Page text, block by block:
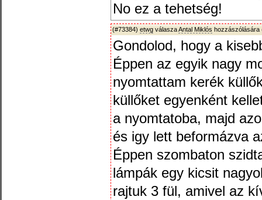
No ez a tehetség!
(#73384) etwg válaszaAntal Miklós hozzászólására
Gondolod, hogy a
Éppen az egyik nagy
nyomtattam kerék
küllőket egyenként
a nyomtatoba, majd
és igy lett beformázva
Éppen szombaton
lámpák egy kicsit
rajtuk 3 fül, amivel az